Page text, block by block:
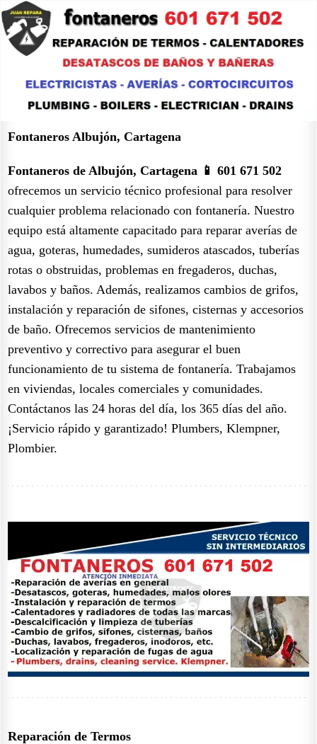
Fontaneros Albujón, Cartagena
Fontaneros de Albujón, Cartagena 📱 601 671 502
ofrecemos un servicio técnico profesional para resolver
cualquier problema relacionado con fontanería. Nuestro
equipo está altamente capacitado para reparar averías de
agua, goteras, humedades, sumideros atascados, tuberías
rotas o obstruidas, problemas en fregaderos, duchas,
lavabos y baños. Además, realizamos cambios de grifos,
instalación y reparación de sifones, cisternas y accesorios
de baño. Ofrecemos servicios de mantenimiento
preventivo y correctivo para asegurar el buen
funcionamiento de tu sistema de fontanería. Trabajamos
en viviendas, locales comerciales y comunidades.
Contáctanos las 24 horas del día, los 365 días del año.
¡Servicio rápido y garantizado! Plumbers, Klempner,
Plombier.
Reparación de Termos